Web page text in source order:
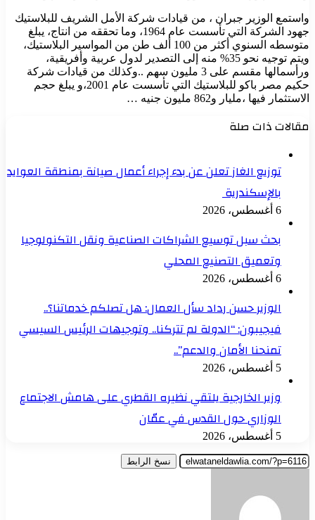
واستمع الوزير جبران ، من قيادات شركة الأمل الشريف للبلاستيك
جهود الشركة التي تأسست عام 1964، وما تحققه من انتاج، يبلغ
متوسطه السنوي أكثر من 100 ألف طن من المواسير البلاستيك،
ويتم توجيه نحو 35% منه إلى التصدير لدول عربية وأفريقية،
ورأسمالها مقسم على 3 مليون سهم ..وكذلك من قيادات شركة
حكيم مصر باكو للبلاستيك التي تأسست عام 2001،و يبلغ حجم
الاستثمار فيها ،مليار و862 مليون جنيه …
مقالات ذات صلة
توزيع الغاز تعلن عن بدء إجراء أعمال صيانة بمنطقة العوايد
بالإسكندرية
6 أغسطس، 2026
بحث سبل توسيع الشراكات الصناعية ونقل التكنولوجيا
وتعميق التصنيع المحلي
6 أغسطس، 2026
الوزير حسن رداد سأل العمال: هل تصلكم خدماتنا؟..
فيجيبون: “الدولة لم تتركنا.. وتوجيهات الرئيس السيسي
تمنحنا الأمان والدعم”..
5 أغسطس، 2026
وزير الخارجية يلتقي نظيره القطري على هامش الاجتماع
الوزاري حول القدس في عمّان
5 أغسطس، 2026
نسخ الرابط